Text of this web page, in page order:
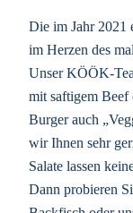
Die im Jahr 2021
im Herzen des
Unser KÖÖK-
mit saftigem Beef
Burger auch
wir Ihnen sehr
Salate lassen
Dann probieren